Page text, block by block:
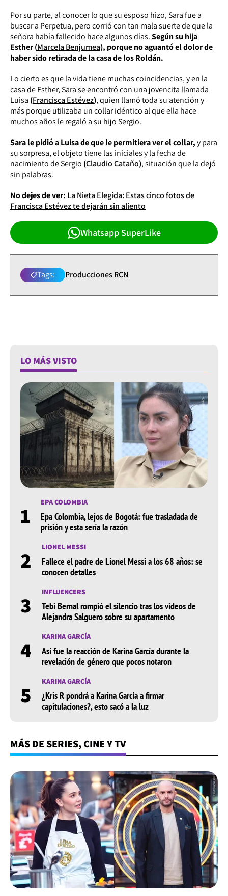
Por su parte, al conocer lo que su esposo hizo, Sara fue a
buscar a Perpetua, pero corrió con tan mala suerte de que la
señora había fallecido hace algunos días.Según su hija
Esther(Marcela Benjumea), porque no aguantó el dolor de
haber sido retirada de la casa de los Roldán.
Lo cierto es que la vida tiene muchas coincidencias, y en la
casa de Esther, Sara se encontró con una jovencita llamada
Luisa (Francisca Estévez), quien llamó toda su atención y
más porque utilizaba un collar idéntico al que ella hace
muchos años le regaló a su hijo Sergio.
Sara le pidió a Luisa de que le permitiera ver el collar,y para
su sorpresa, el objeto tiene las iniciales y la fecha de
nacimiento de Sergio (Claudio Cataño), situación que la dejó
sin palabras.
No dejes de ver: La Nieta Elegida: Estas cinco fotos de
Francisca Estévez te dejarán sin aliento
Whatsapp SuperLike
Tags: Producciones RCN
LO MÁS VISTO
1 EPA COLOMBIA
Epa Colombia, lejos de Bogotá: fue trasladada de
prisión y esta sería la razón
2 LIONEL MESSI
Fallece el padre de Lionel Messi a los 68 años: se
conocen detalles
3 INFLUENCERS
Tebi Bernal rompió el silencio tras los videos de
Alejandra Salguero sobre su apartamento
4 KARINA GARCÍA
Así fue la reacción de Karina García durante la
revelación de género que pocos notaron
5 KARINA GARCÍA
¿Kris R pondrá a Karina García a firmar
capitulaciones?, esto sacó a la luz
MÁS DE SERIES, CINE Y TV